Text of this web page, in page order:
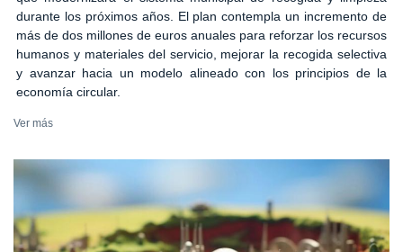
durante los próximos años. El plan contempla un incremento de
más de dos millones de euros anuales para reforzar los recursos
humanos y materiales del servicio, mejorar la recogida selectiva
y avanzar hacia un modelo alineado con los principios de la
economía circular.
Ver más